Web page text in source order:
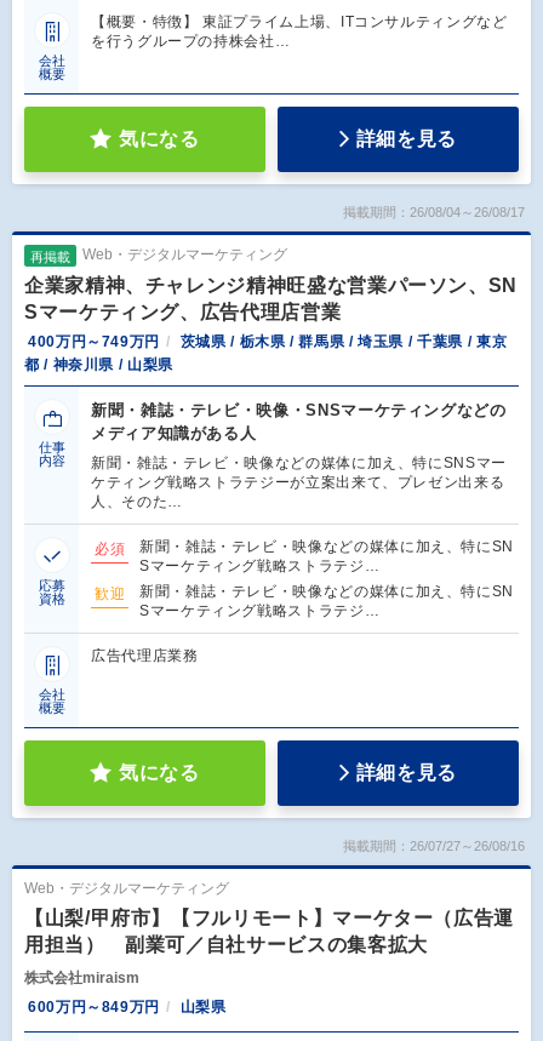
会社
概要
【概要・特徴】 東証プライム上場、ITコンサルティングなど
を行うグループの持株会社…
気になる 詳細を見る
掲載期間：26/08/04～26/08/17
再掲載 Web・デジタルマーケティング
企業家精神、チャレンジ精神旺盛な営業パーソン、SN
Sマーケティング、広告代理店営業
400万円～749万円
茨城県 / 栃木県 / 群馬県 / 埼玉県 / 千葉県 / 東京
都 / 神奈川県 / 山梨県
仕事
内容
新聞・雑誌・テレビ・映像・SNSマーケティングなどの
メディア知識がある人
新聞・雑誌・テレビ・映像などの媒体に加え、特にSNSマー
ケティング戦略ストラテジーが立案出来て、プレゼン出来る
人、そのた…
応募
資格
必須
新聞・雑誌・テレビ・映像などの媒体に加え、特にSN
Sマーケティング戦略ストラテジ…
歓迎
新聞・雑誌・テレビ・映像などの媒体に加え、特にSN
Sマーケティング戦略ストラテジ…
会社
概要
広告代理店業務
気になる 詳細を見る
掲載期間：26/07/27～26/08/16
Web・デジタルマーケティング
【山梨/甲府市】【フルリモート】マーケター（広告運
用担当） 副業可／自社サービスの集客拡大
株式会社miraism
600万円～849万円
山梨県